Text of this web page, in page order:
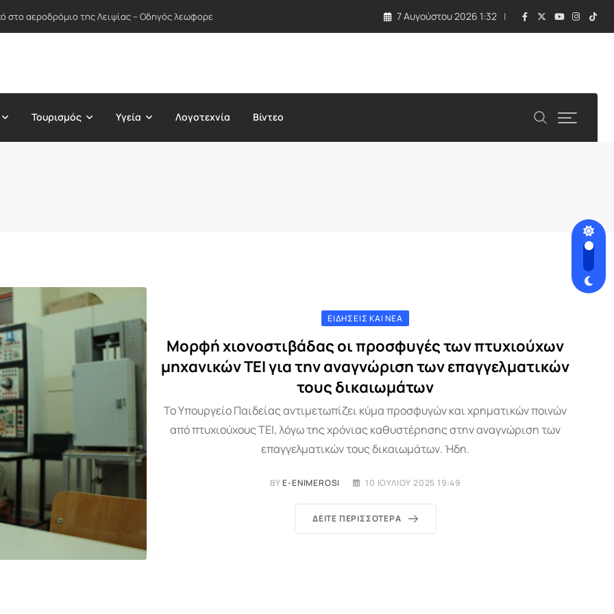
στο αεροδρόμιο της Λειψίας – Οδηγός λεωφορείου απέτρεψε πιθανή τραγωδία με εκρηκτική συσκευή σε drone
7 Αυγούστου 2026 1:32
Τουρισμός Υγεία Λογοτεχνία Βίντεο
ΕΙΔΉΣΕΙΣ ΚΑΙ ΝΈΑ
Μορφή χιονοστιβάδας οι προσφυγές των πτυχιούχων
μηχανικών ΤΕΙ για την αναγνώριση των επαγγελματικών
τους δικαιωμάτων
Το Υπουργείο Παιδείας αντιμετωπίζει κύμα προσφυγών και χρηματικών ποινών
από πτυχιούχους ΤΕΙ, λόγω της χρόνιας καθυστέρησης στην αναγνώριση των
επαγγελματικών τους δικαιωμάτων. Ήδη.
BYE-ENIMEROSI 10 ΙΟΥΛΊΟΥ 2025 19:49
ΔΕΊΤΕ ΠΕΡΙΣΣΌΤΕΡΑ